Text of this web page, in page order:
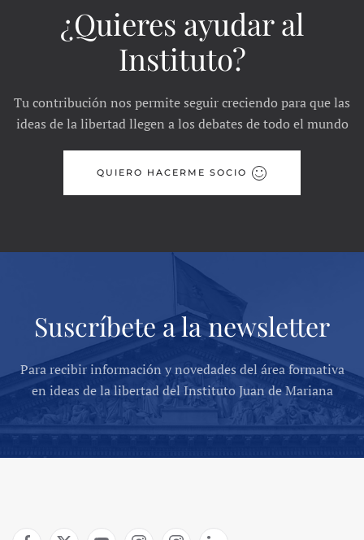
¿Quieres ayudar al
Instituto?
Tu contribución nos permite seguir creciendo para que las
ideas de la libertad llegen a los debates de todo el mundo
QUIERO HACERME SOCIO
Suscríbete a la newsletter
Para recibir información y novedades del área formativa
en ideas de la libertad del Instituto Juan de Mariana